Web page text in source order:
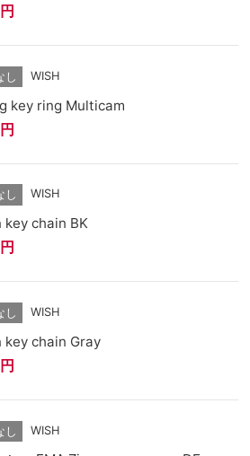
円
し WISH
key ring Multicam
円
し WISH
key chain BK
円
し WISH
key chain Gray
円
し WISH